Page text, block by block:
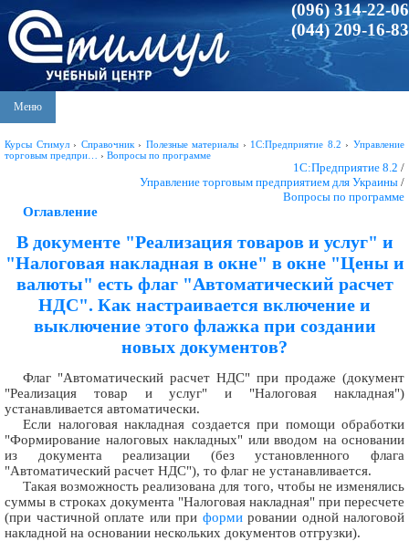
(096) 314-22-06
(044) 209-16-83
Меню
Курсы Стимул› Справочник› Полезные материалы › 1С:Предприятие 8.2 ›Управление
торговым предпри…
› Вопросы по программе
1С:Предприятие 8.2 /
Управление торговым предприятием для Украины /
Вопросы по программе
Оглавление
В документе "Реализация товаров и услуг" и
"Налоговая накладная в окне" в окне "Цены и
валюты" есть флаг "Автоматический расчет
НДС". Как настраивается включение и
выключение этого флажка при создании
новых документов?
Флаг "Автоматический расчет НДС" при продаже (документ
"Реализация товар и услуг" и "Налоговая накладная")
устанавливается автоматически.
Если налоговая накладная создается при помощи обработки
"Формирование налоговых накладных" или вводом на основании
из документа реализации (без установленного флага
"Автоматический расчет НДС"), то флаг не устанавливается.
Такая возможность реализована для того, чтобы не изменялись
суммы в строках документа "Налоговая накладная" при пересчете
(при частичной оплате или при формировании одной налоговой
накладной на основании нескольких документов отгрузки).